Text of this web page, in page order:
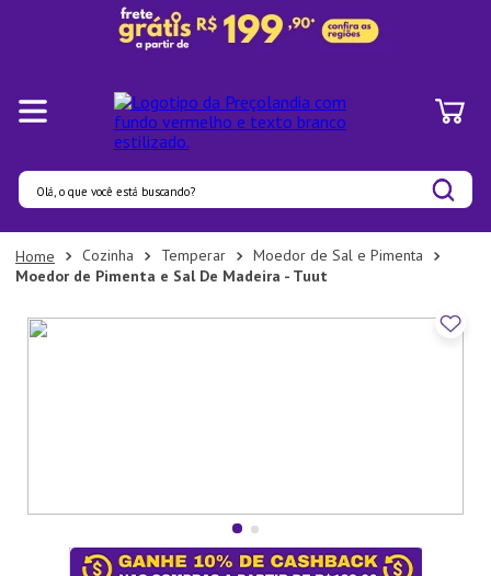
Olá, o que você está buscando?
Cozinha Temperar
Moedor de Sal e Pimenta
Moedor de Pimenta e Sal De Madeira - Tuut
Termos mais buscados
1º
Pratos
2º
Panelas
7º
Copo
Aparelho Jantar